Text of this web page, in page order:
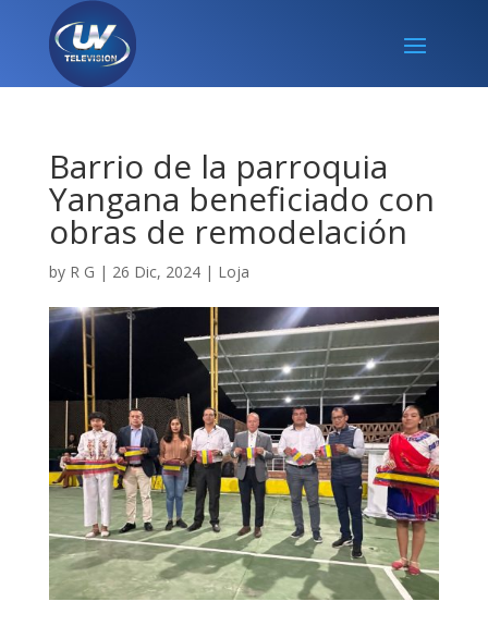
Barrio de la parroquia
Yangana beneficiado con
obras de remodelación
by R G | 26 Dic, 2024| Loja